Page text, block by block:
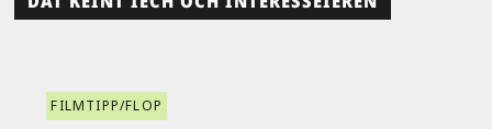
FILMTIPP/FLOP